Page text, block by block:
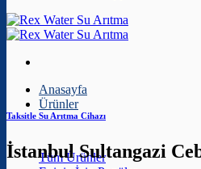
Anasayfa
Ürünler
Tüm Ürünler
Taksitle Su Arıtma Cihazı
İstanbul Sultangazi